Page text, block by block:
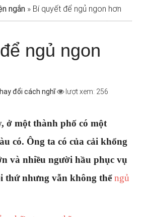
ngắn » Bí quyết để ngủ ngon hơn
ngủ ngon
đổi cách nghĩ lượt xem: 256
ở một thành phố có một
có. Ông ta có của cải khổng
và nhiều người hầu phục vụ
thứ nhưng vẫn không thểngủ